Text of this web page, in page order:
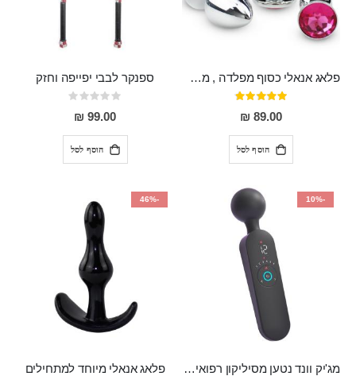
פלאג אנאלי כסוף מפלדה , מתאים ללבישה מתחת לבגדים, בגודל 7.3 על 2.8 ס"מ
דירוג:
97%
89.00 ₪
הוסף לסל
ספנקר לבבי יפייפה וחזק
Rating:
0%
99.00 ₪
הוסף לסל
-10%
מג'יק וונד נטען מסיליקון רפואי חזק בעל 12 מצבי רטט ו6 מהירויות שונות ROMI
-46%
פלאג אנאלי מיוחד למתחילים